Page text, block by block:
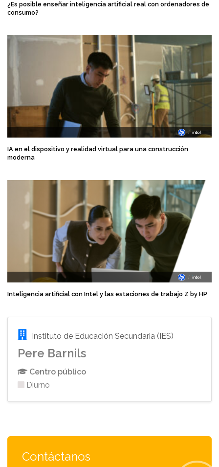
¿Es posible enseñar inteligencia artificial real con ordenadores de
consumo?
IA en el dispositivo y realidad virtual para una construcción
moderna
Inteligencia artificial con Intel y las estaciones de trabajo Z by HP
Instituto de Educación Secundaria (IES)
Pere Barnils
Centro público
Diurno
Contáctanos